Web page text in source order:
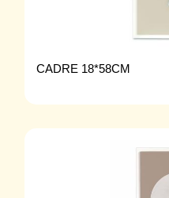
CADRE 18*58CM